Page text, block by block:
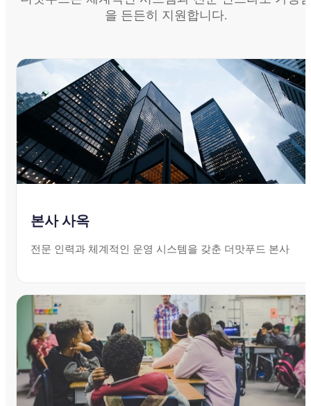
을 든든히 지원합니다.
본사 사옥
전문 인력과 체계적인 운영 시스템을 갖춘 더맛푸드 본사